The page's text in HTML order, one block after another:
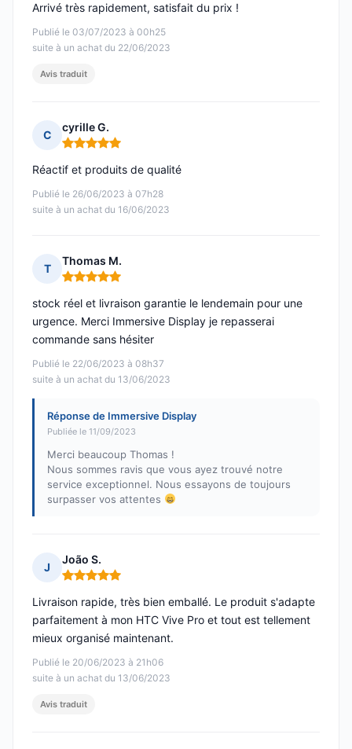
Publié le 03/07/2023 à 00h25
suite à un achat du 22/06/2023
Arrivé très rapidement, satisfait du prix !
Avis traduit
C
cyrille G.
Note : 5 sur 5
Publié le 26/06/2023 à 07h28
suite à un achat du 16/06/2023
Réactif et produits de qualité
T
Thomas M.
Note : 5 sur 5
Publié le 22/06/2023 à 08h37
suite à un achat du 13/06/2023
stock réel et livraison garantie le lendemain pour une
urgence. Merci Immersive Display je repasserai
commande sans hésiter
Réponse de Immersive Display
Publiée le 11/09/2023
Merci beaucoup Thomas !
Nous sommes ravis que vous ayez trouvé notre
service exceptionnel. Nous essayons de toujours
surpasser vos attentes
J
João S.
Note : 5 sur 5
Publié le 20/06/2023 à 21h06
suite à un achat du 13/06/2023
Livraison rapide, très bien emballé. Le produit s'adapte
parfaitement à mon HTC Vive Pro et tout est tellement
mieux organisé maintenant.
Avis traduit